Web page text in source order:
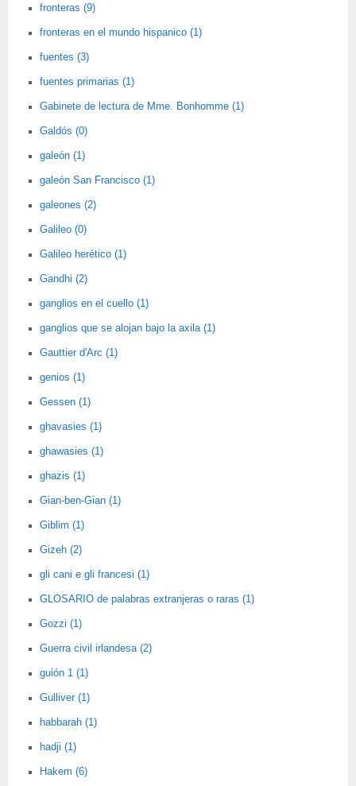
fronteras (9)
fronteras en el mundo hispanico (1)
fuentes (3)
fuentes primarias (1)
Gabinete de lectura de Mme. Bonhomme (1)
Galdós (0)
galeón (1)
galeón San Francisco (1)
galeones (2)
Galileo (0)
Galileo herético (1)
Gandhi (2)
ganglios en el cuello (1)
ganglios que se alojan bajo la axila (1)
Gauttier d'Arc (1)
genios (1)
Gessen (1)
ghavasies (1)
ghawasies (1)
ghazis (1)
Gian-ben-Gian (1)
Giblim (1)
Gizeh (2)
gli cani e gli francesi (1)
GLOSARIO de palabras extranjeras o raras (1)
Gozzi (1)
Guerra civil irlandesa (2)
guión 1 (1)
Gulliver (1)
habbarah (1)
hadji (1)
Hakem (6)